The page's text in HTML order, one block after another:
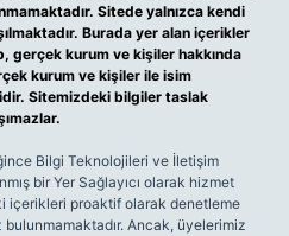
Sitede yalnızca kendi
Burada yer alan içerikler
gerçek kurum ve kişiler hakkında
kurum ve kişiler ile isim
Sitemizdeki bilgiler taslak
Bilgi Teknolojileri ve İletişim
bir Yer Sağlayıcı olarak hizmet
içerikleri proaktif olarak denetleme
Ancak, üyelerimiz